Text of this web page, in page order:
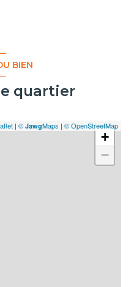
BIEN
quartier
+
−
| © JawgMaps | © OpenStreetMap